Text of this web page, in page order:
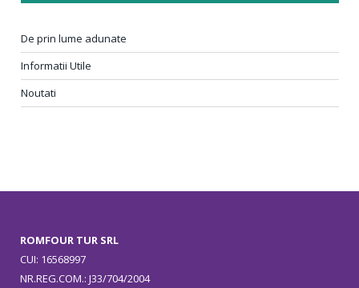
De prin lume adunate
Informatii Utile
Noutati
ROMFOUR TUR SRL
CUI: 16568997
NR.REG.COM.: J33/704/2004